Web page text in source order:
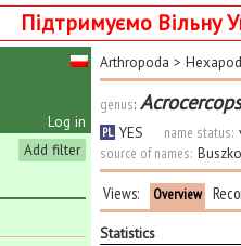
Підтримуємо Вільну
Log in
Add filter
Arthropoda >
genus: Acrocercops
PL YES name status:
source of names:
Views: Overview
Statistics